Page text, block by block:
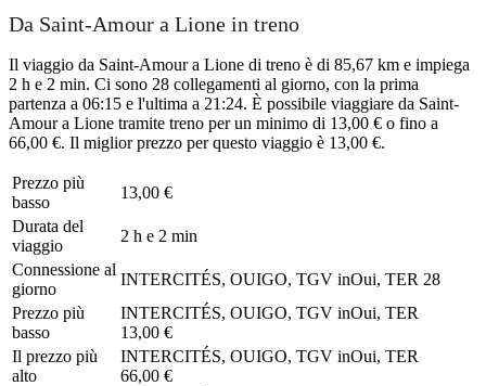
Da Saint-Amour a Lione in treno
Il viaggio da Saint-Amour a Lione di treno è di 85,67 km e impiega
2 h e 2 min. Ci sono 28 collegamenti al giorno, con la prima
partenza a 06:15 e l'ultima a 21:24. È possibile viaggiare da Saint-
Amour a Lione tramite treno per un minimo di 13,00 € o fino a
66,00 €. Il miglior prezzo per questo viaggio è 13,00 €.
Prezzo più
basso
13,00 €
Durata del
viaggio
2 h e 2 min
Connessione al
giorno
INTERCITÉS, OUIGO, TGV inOui, TER 28
Prezzo più
basso
INTERCITÉS, OUIGO, TGV inOui, TER
13,00 €
Il prezzo più
alto
INTERCITÉS, OUIGO, TGV inOui, TER
66,00 €